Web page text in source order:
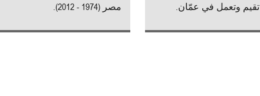
مصر (1974 - 2012).